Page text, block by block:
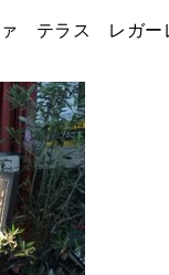
テラス レガー